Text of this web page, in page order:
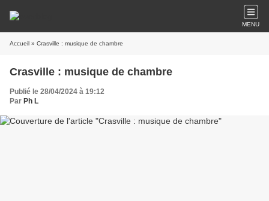
MENU
Accueil » Crasville : musique de chambre
Crasville : musique de chambre
Publié le 28/04/2024 à 19:12
Par Ph L